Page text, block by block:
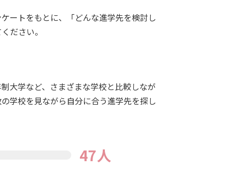
ートをもとに、「どんな進学先を検討し
ださい。
大学など、さまざまな学校と比較しなが
学校を見ながら自分に合う進学先を探し
47人